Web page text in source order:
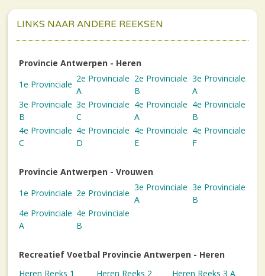
LINKS NAAR ANDERE REEKSEN
Provincie Antwerpen - Heren
1e Provinciale
2e Provinciale
A
2e Provinciale
B
3e Provinciale
A
3e Provinciale
B
3e Provinciale
C
4e Provinciale
A
4e Provinciale
B
4e Provinciale
C
4e Provinciale
D
4e Provinciale
E
4e Provinciale
F
Provincie Antwerpen - Vrouwen
1e Provinciale 2e Provinciale
3e Provinciale
A
3e Provinciale
B
4e Provinciale
A
4e Provinciale
B
Recreatief Voetbal Provincie Antwerpen - Heren
Heren Reeks 1
Heren Reeks 2 Heren Reeks 3 A